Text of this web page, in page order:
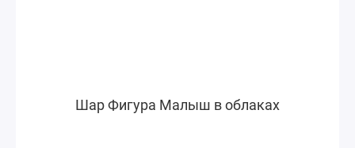
Шар Фигура Малыш в облаках